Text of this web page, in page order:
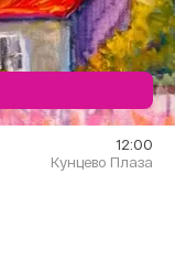
12:00
Кунцево Плаза